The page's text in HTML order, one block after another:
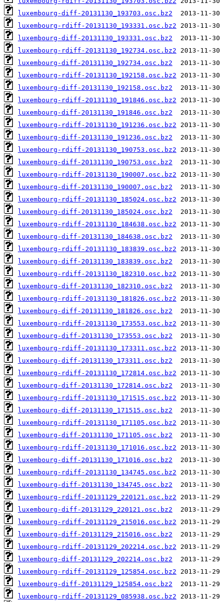
luxembourg-diff-20131130_193703.osc.bz2
luxembourg-rdiff-20131130_193331.osc.bz2
luxembourg-diff-20131130_193331.osc.bz2
luxembourg-rdiff-20131130_192734.osc.bz2
luxembourg-diff-20131130_192734.osc.bz2
luxembourg-rdiff-20131130_192158.osc.bz2
luxembourg-diff-20131130_192158.osc.bz2
luxembourg-rdiff-20131130_191846.osc.bz2
luxembourg-diff-20131130_191846.osc.bz2
luxembourg-rdiff-20131130_191236.osc.bz2
luxembourg-diff-20131130_191236.osc.bz2
luxembourg-rdiff-20131130_190753.osc.bz2
luxembourg-diff-20131130_190753.osc.bz2
luxembourg-rdiff-20131130_190007.osc.bz2
luxembourg-diff-20131130_190007.osc.bz2
luxembourg-rdiff-20131130_185024.osc.bz2
luxembourg-diff-20131130_185024.osc.bz2
luxembourg-rdiff-20131130_184638.osc.bz2
luxembourg-diff-20131130_184638.osc.bz2
luxembourg-rdiff-20131130_183839.osc.bz2
luxembourg-diff-20131130_183839.osc.bz2
luxembourg-rdiff-20131130_182310.osc.bz2
luxembourg-diff-20131130_182310.osc.bz2
luxembourg-rdiff-20131130_181826.osc.bz2
luxembourg-diff-20131130_181826.osc.bz2
luxembourg-rdiff-20131130_173553.osc.bz2
luxembourg-diff-20131130_173553.osc.bz2
luxembourg-rdiff-20131130_173311.osc.bz2
luxembourg-diff-20131130_173311.osc.bz2
luxembourg-rdiff-20131130_172814.osc.bz2
luxembourg-diff-20131130_172814.osc.bz2
luxembourg-rdiff-20131130_171515.osc.bz2
luxembourg-diff-20131130_171515.osc.bz2
luxembourg-rdiff-20131130_171105.osc.bz2
luxembourg-diff-20131130_171105.osc.bz2
luxembourg-rdiff-20131130_171016.osc.bz2
luxembourg-diff-20131130_171016.osc.bz2
luxembourg-rdiff-20131130_134745.osc.bz2
luxembourg-diff-20131130_134745.osc.bz2
luxembourg-rdiff-20131129_220121.osc.bz2
luxembourg-diff-20131129_220121.osc.bz2
luxembourg-rdiff-20131129_215016.osc.bz2
luxembourg-diff-20131129_215016.osc.bz2
luxembourg-rdiff-20131129_202214.osc.bz2
luxembourg-diff-20131129_202214.osc.bz2
luxembourg-rdiff-20131129_125854.osc.bz2
luxembourg-diff-20131129_125854.osc.bz2
luxembourg-rdiff-20131129_085938.osc.bz2